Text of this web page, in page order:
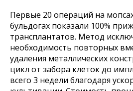
Первые 20 операций на
бульдогах показали 100%
трансплантатов. Метод
необходимость повторных
удаления металлических
цикл от забора клеток до
всего 3 недели благодаря